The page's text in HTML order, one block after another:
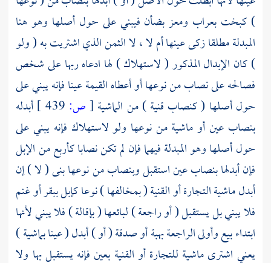
) كبخت بعراب ومعز بضأن فيبني على حول أصلها وهو هنا
المبدلة مطلقا زكى عينها أم لا ، لا الثمن الذي اشتريت به ( ولو
) كان الإبدال المذكور ( لاستهلاك ) لها ادعاه ربها على شخص
فصالحه على نصاب من نوعها أو أعطاه القيمة عينا فإنه يبني على
حول أصلها ( كنصاب قنية ) من الماشية [ص:
أبدله
بنصاب عين أو ماشية من نوعها ولو لاستهلاك فإنه يبني على
حول أصلها وهو المبدلة فيهما فإن لم تكن نصابا كأربع من الإبل
فإن أبدلها بنصاب عين استقبل وبنصاب من نوعها بنى ( لا ) إن
أبدل ماشية التجارة أو القنية ( بمخالفها ) نوعا كإبل ببقر أو غنم
فلا يبني بل يستقبل ( أو راجعة ) لبائعها ( بإقالة ) فلا يبني لأنها
ابتداء بيع وأولى الراجعة بهبة أو صدقة ( أو ) أبدل ( عينا بماشية )
يعني اشترى ماشية للتجارة أو القنية بعين فإنه يستقبل بها ولا